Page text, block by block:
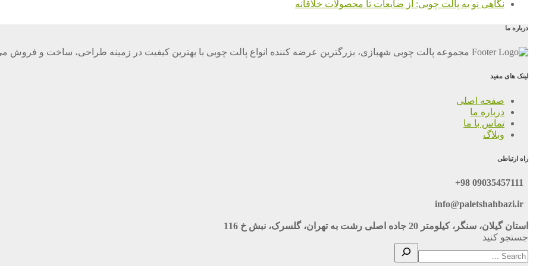
نگاهی نو به پالت چوبی: از ضایعات تا محصولات خلاقانه
درباره ما
مجموعه پالت چوبی شهبازی، بزرگترین عرضه کننده انواع پالت چوبی با بهترین کیفیت در زمینه طراحی، ساخت و فروش
لینک های مفید
صفحه اصلی
درباره ما
تماس با ما
وبلاگ
راه ارتباطی
09035457111 98+
info@paletshahbazi.ir
استان گیلان، سنگر، کیلومتر 20 جاده اصلی رشت به تهران، گلسرک، نبش خ 116
جستجو کنید